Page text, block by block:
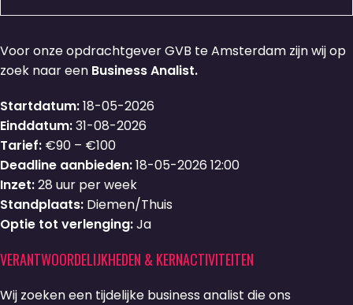
Voor onze opdrachtgever GVB te Amsterdam zijn wij op
zoek naar een Business Analist.
Startdatum:18-05-2026
Einddatum:31-08-2026
Tarief: €90 – €100
Deadline aanbieden:18-05-2026 12:00
Inzet:28 uur per week
Standplaats: Diemen/Thuis
Optie tot verlenging:Ja
VERANTWOORDELIJKHEDEN & KERNACTIVITEITEN
Wij zoeken een tijdelijke business analist die ons